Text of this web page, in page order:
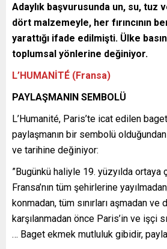
Adaylık başvurusunda un, su, tuz
dört malzemeyle, her fırıncının
yarattığı ifade edilmişti. Ülke
toplumsal yönlerine değiniyor.
L’HUMANİTÉ (Fransa)
PAYLAŞMANIN SEMBOLÜ
L’Humanité, Paris’te icat edilen
paylaşmanın bir sembolü
ve tarihine değiniyor:
”Bugünkü haliyle 19. yüzyılda ortaya
Fransa’nın tüm şehirlerine
konmadan, tüm sınırları aşmadan ve
karşılanmadan önce Paris’in ve işçi
… Baget ekmek mutluluk gibidir,